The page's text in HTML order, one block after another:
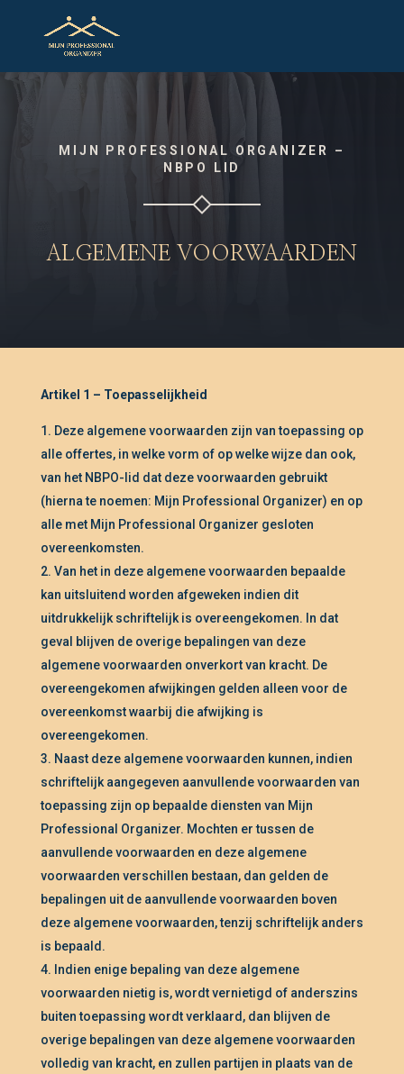
MIJN PROFESSIONAL ORGANIZER –
NBPO LID
ALGEMENE VOORWAARDEN
Artikel 1 – Toepasselijkheid
Deze algemene voorwaarden zijn van toepassing op
alle offertes, in welke vorm of op welke wijze dan ook,
van het NBPO-lid dat deze voorwaarden gebruikt
(hierna te noemen: Mijn Professional Organizer) en op
alle met Mijn Professional Organizer gesloten
overeenkomsten.
Van het in deze algemene voorwaarden bepaalde
kan uitsluitend worden afgeweken indien dit
uitdrukkelijk schriftelijk is overeengekomen. In dat
geval blijven de overige bepalingen van deze
algemene voorwaarden onverkort van kracht. De
overeengekomen afwijkingen gelden alleen voor de
overeenkomst waarbij die afwijking is
overeengekomen.
Naast deze algemene voorwaarden kunnen, indien
schriftelijk aangegeven aanvullende voorwaarden van
toepassing zijn op bepaalde diensten van Mijn
Professional Organizer. Mochten er tussen de
aanvullende voorwaarden en deze algemene
voorwaarden verschillen bestaan, dan gelden de
bepalingen uit de aanvullende voorwaarden boven
deze algemene voorwaarden, tenzij schriftelijk anders
is bepaald.
Indien enige bepaling van deze algemene
voorwaarden nietig is, wordt vernietigd of anderszins
buiten toepassing wordt verklaard, dan blijven de
overige bepalingen van deze algemene voorwaarden
volledig van kracht, en zullen partijen in plaats van de